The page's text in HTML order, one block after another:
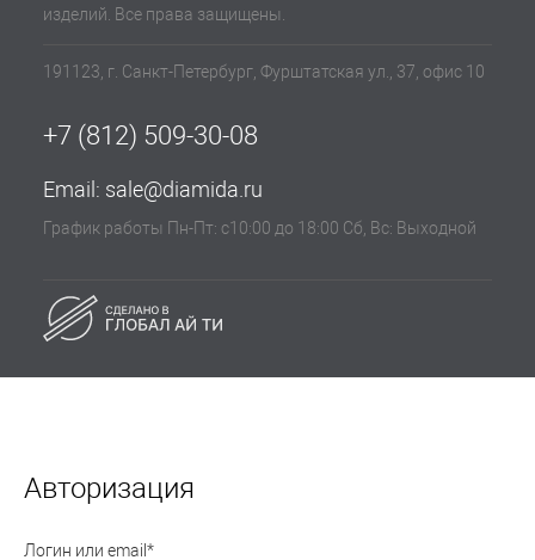
изделий. Все права защищены.
191123, г. Санкт-Петербург, Фурштатская ул., 37, офис 10
+7 (812) 509-30-08
Email: sale@diamida.ru
График работы Пн-Пт: с10:00 до 18:00 Сб, Вс: Выходной
Авторизация
Логин или email*